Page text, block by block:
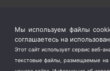
Мы используем файлы
соглашаетесь на
Этот сайт использует сервис веб-
текстовые файлы, размещаемые на